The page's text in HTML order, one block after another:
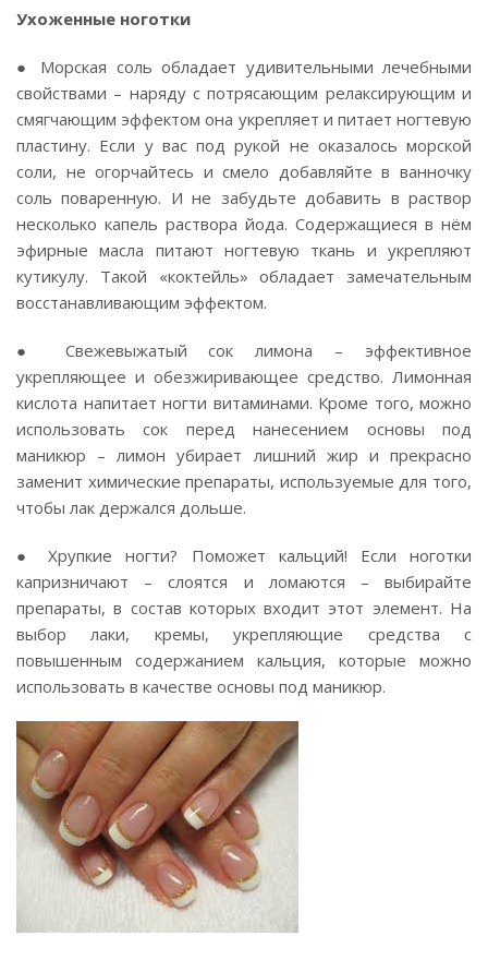
Ухоженные ноготки
● Морская соль обладает удивительными лечебными
свойствами – наряду с потрясающим релаксирующим и
смягчающим эффектом она укрепляет и питает ногтевую
пластину. Если у вас под рукой не оказалось морской
соли, не огорчайтесь и смело добавляйте в ванночку
соль поваренную. И не забудьте добавить в раствор
несколько капель раствора йода. Содержащиеся в нём
эфирные масла питают ногтевую ткань и укрепляют
кутикулу. Такой «коктейль» обладает замечательным
восстанавливающим эффектом.
● Свежевыжатый сок лимона – эффективное
укрепляющее и обезжиривающее средство. Лимонная
кислота напитает ногти витаминами. Кроме того, можно
использовать сок перед нанесением основы под
маникюр – лимон убирает лишний жир и прекрасно
заменит химические препараты, используемые для того,
чтобы лак держался дольше.
● Хрупкие ногти? Поможет кальций! Если ноготки
капризничают – слоятся и ломаются – выбирайте
препараты, в состав которых входит этот элемент. На
выбор лаки, кремы, укрепляющие средства с
повышенным содержанием кальция, которые можно
использовать в качестве основы под маникюр.